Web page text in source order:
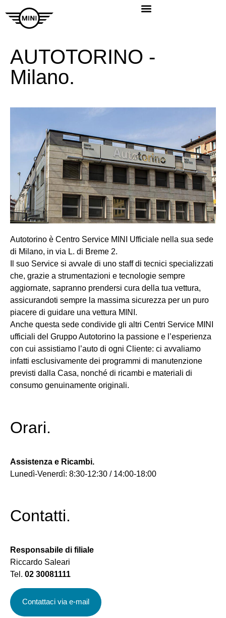
AUTOTORINO -
Milano.
Autotorino è Centro Service MINI Ufficiale nella sua sede
di Milano, in via L. di Breme 2.
Il suo Service si avvale di uno staff di tecnici specializzati
che, grazie a strumentazioni e tecnologie sempre
aggiornate, sapranno prendersi cura della tua vettura,
assicurandoti sempre la massima sicurezza per un puro
piacere di guidare una vettura MINI.
Anche questa sede condivide gli altri Centri Service MINI
ufficiali del Gruppo Autotorino la passione e l’esperienza
con cui assistiamo l’auto di ogni Cliente: ci avvaliamo
infatti esclusivamente dei programmi di manutenzione
previsti dalla Casa, nonché di ricambi e materiali di
consumo genuinamente originali.
Orari.
Assistenza e Ricambi.
Lunedì-Venerdì: 8:30-12:30 / 14:00-18:00
Contatti.
Responsabile di filiale
Riccardo Saleari
Tel. 02 30081111
Contattaci via e-mail